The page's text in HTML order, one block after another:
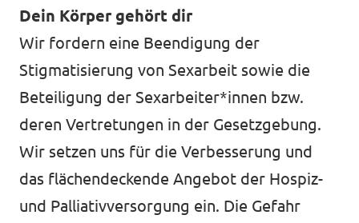
Dein Körper gehört dir
Wir fordern eine Beendigung der
Stigmatisierung von Sexarbeit sowie die
Beteiligung der Sexarbeiter*innen bzw.
deren Vertretungen in der Gesetzgebung.
Wir setzen uns für die Verbesserung und
das flächendeckende Angebot der Hospiz-
und Palliativversorgung ein. Die Gefahr